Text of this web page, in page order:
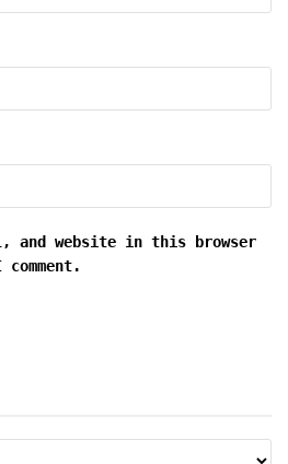
and website in this browser